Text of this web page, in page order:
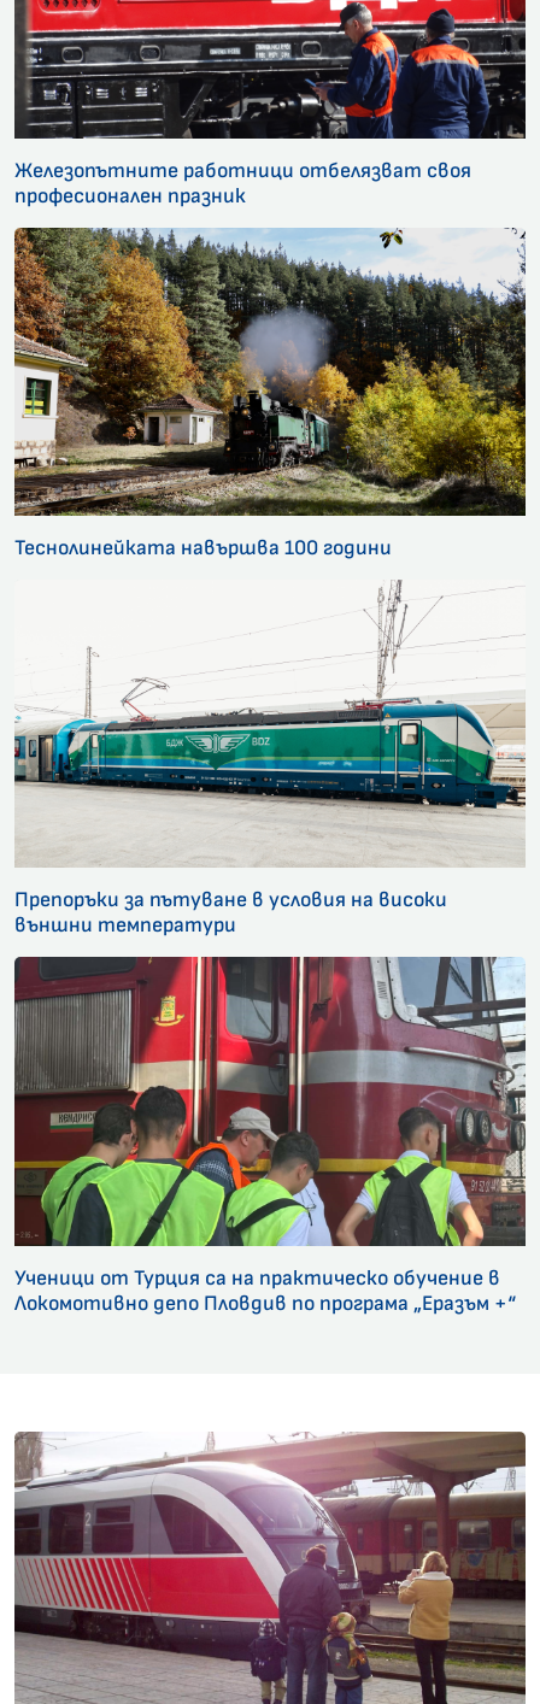
Железопътните работници отбелязват своя
професионален празник
Теснолинейката навършва 100 години
Препоръки за пътуване в условия на високи
външни температури
Ученици от Турция са на практическо обучение в
Локомотивно депо Пловдив по програма „Еразъм +“